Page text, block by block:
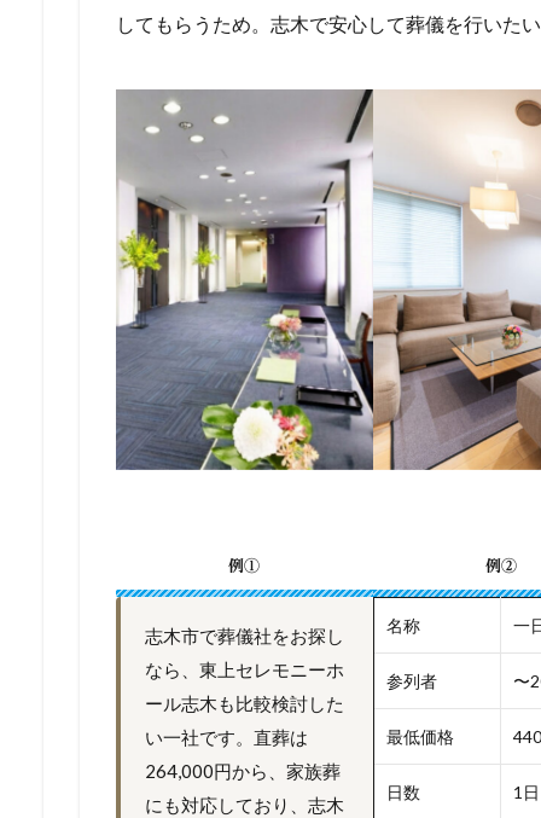
してもらうため。志木で安心して葬儀を行いた
例①
志木市で葬儀社をお探し
なら、東上セレモニーホ
ール志木も比較検討した
い一社です。直葬は
264,000円から、家族葬
にも対応しており、志木
例②
名称 一
参列者 〜
最低価格
日数 1日